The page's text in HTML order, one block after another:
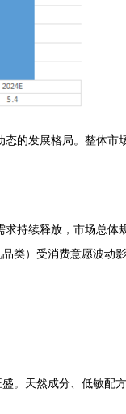
的发展格局。整体
持续释放，市场总
类）受消费意愿波动
。天然成分、低敏配